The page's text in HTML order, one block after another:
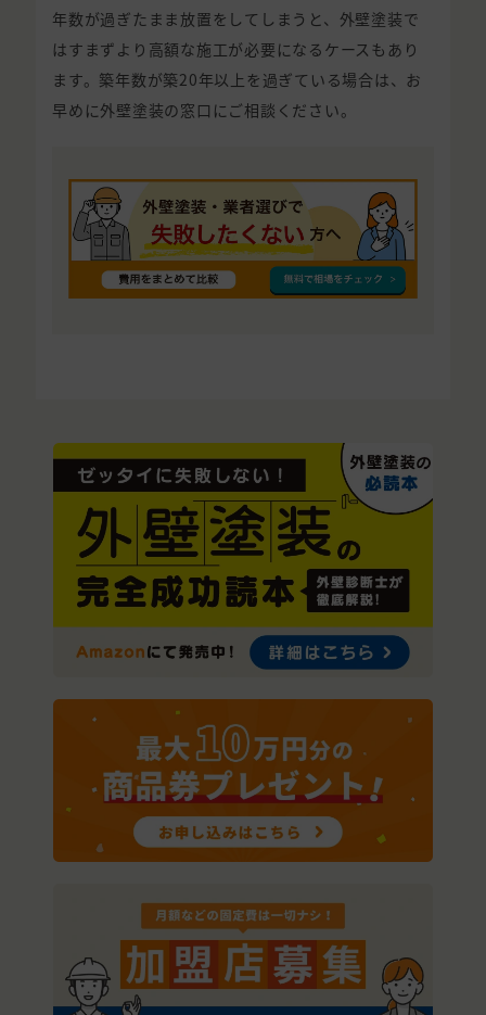
年数が過ぎたまま放置をしてしまうと、外壁塗装で
はすまずより高額な施工が必要になるケースもあり
ます。築年数が築20年以上を過ぎている場合は、お
早めに外壁塗装の窓口にご相談ください。